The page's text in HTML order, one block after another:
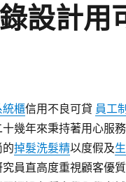
設計用
統櫃信用不良可貸 員工
十幾年來秉持著用心服
掉髮洗髮精以度假及
究員直高度重視顧客優